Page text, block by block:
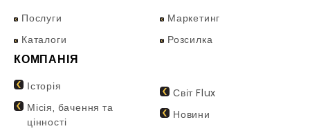
Послуги
Каталоги
Маркетинг
Розсилка
КОМПАНІЯ
Історія
Місія, бачення та
цінності
Світ Flux
Новини